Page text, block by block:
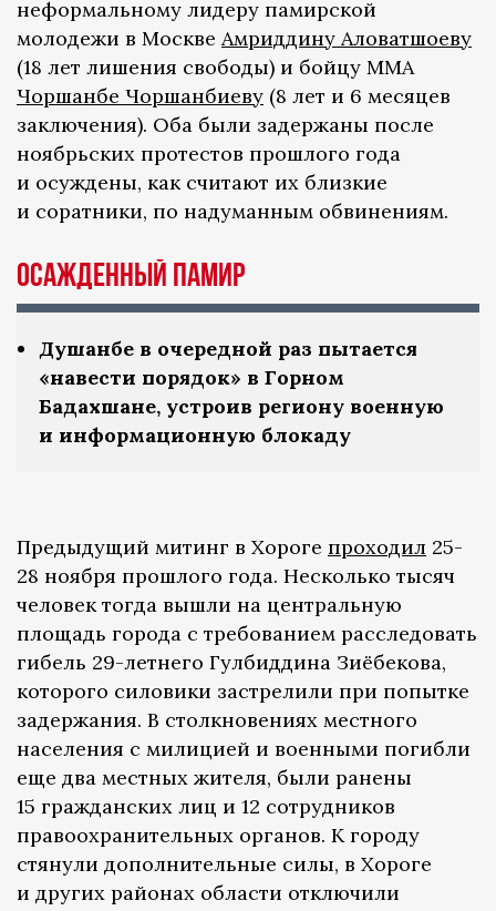
неформальному лидеру памирской
молодежи в Москве Амриддину Аловатшоеву
(18 лет лишения свободы) и бойцу ММА
Чоршанбе Чоршанбиеву (8 лет и 6 месяцев
заключения). Оба были задержаны после
ноябрьских протестов прошлого года
и осуждены, как считают их близкие
и соратники, по надуманным обвинениям.
Осажденный Памир
Душанбе в очередной раз пытается
«навести порядок» в Горном
Бадахшане, устроив региону военную
и информационную блокаду
Предыдущий митинг в Хороге проходил 25-
28 ноября прошлого года. Несколько тысяч
человек тогда вышли на центральную
площадь города с требованием расследовать
гибель 29-летнего Гулбиддина Зиёбекова,
которого силовики застрелили при попытке
задержания. В столкновениях местного
населения с милицией и военными погибли
еще два местных жителя, были ранены
15 гражданских лиц и 12 сотрудников
правоохранительных органов. К городу
стянули дополнительные силы, в Хороге
и других районах области отключили